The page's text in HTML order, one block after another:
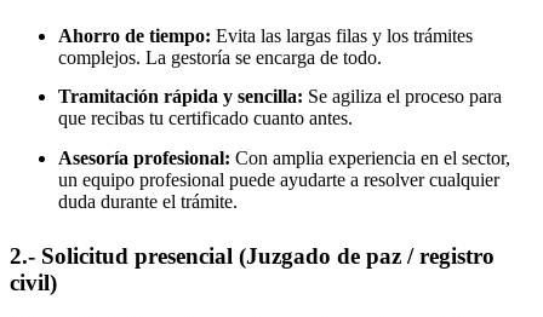
Ahorro de tiempo: Evita las largas filas y los trámites
complejos. La gestoría se encarga de todo.
Tramitación rápida y sencilla: Se agiliza el proceso para
que recibas tu certificado cuanto antes.
Asesoría profesional: Con amplia experiencia en el sector,
un equipo profesional puede ayudarte a resolver cualquier
duda durante el trámite.
2.- Solicitud presencial (Juzgado de paz / registro
civil)